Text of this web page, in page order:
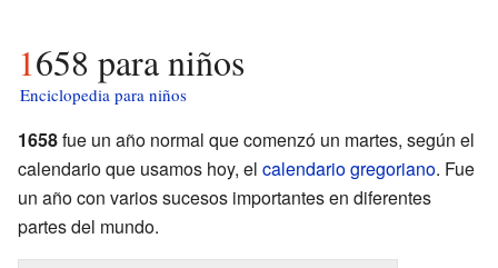
1658 para niños
Enciclopedia para niños
1658fue un año normal que comenzó un martes, según el
calendario que usamos hoy, el calendario gregoriano. Fue
un año con varios sucesos importantes en diferentes
partes del mundo.